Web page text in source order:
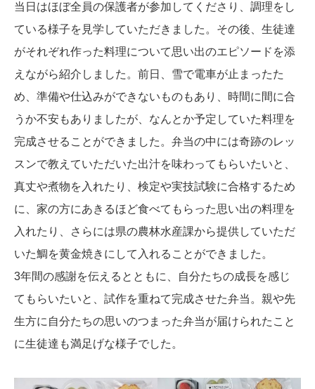
当日はほぼ全員の保護者が参加してくださり、調理をし
ている様子を見学していただきました。その後、生徒達
がそれぞれ作った料理について思い出のエピソードを添
えながら紹介しました。前日、雪で電車が止まったた
め、準備や仕込みができないものもあり、時間に間に合
うか不安もありましたが、なんとか予定していた料理を
完成させることができました。弁当の中には奇跡のレッ
スンで教えていただいた出汁を味わってもらいたいと、
真丈や煮物を入れたり、検定や実技試験に合格するため
に、家の方にあきるほど食べてもらった思い出の料理を
入れたり、さらには県の農林水産課から提供していただ
いた鯛を黄金焼きにして入れることができました。
3年間の感謝を伝えるとともに、自分たちの成長を感じ
てもらいたいと、試作を重ねて完成させた弁当。親や先
生方に自分たちの思いのつまった弁当が届けられたこと
に生徒達も満足げな様子でした。